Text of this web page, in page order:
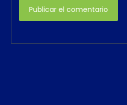
Publicar el comentario